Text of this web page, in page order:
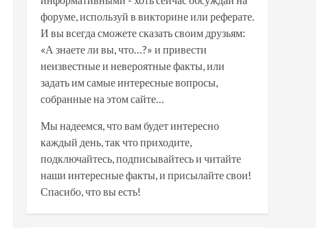
форуме, используй в викторине или реферате.
И вы всегда сможете сказать своим друзьям:
«А знаете ли вы, что…?» и привести
неизвестные и невероятные факты, или
задать им самые интересные вопросы,
собранные на этом сайте…
Мы надеемся, что вам будет интересно
каждый день, так что приходите,
подключайтесь, подписывайтесь и читайте
наши интересные факты, и присылайте свои!
Спасибо, что вы есть!